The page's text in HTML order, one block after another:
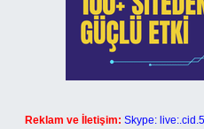
Reklam ve İletişim: Skype: